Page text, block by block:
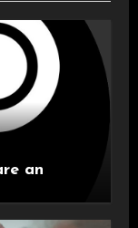
an